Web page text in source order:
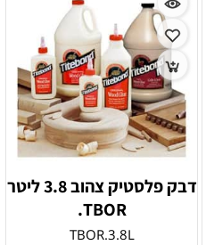
דבק פלסטיק צהוב 3.8 ליטר
TBOR.
TBOR.3.8L